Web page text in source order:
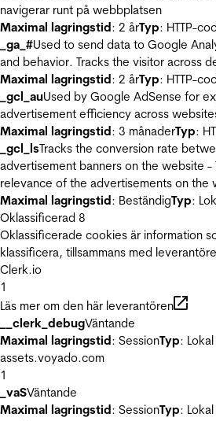
navigerar runt på webbplatsen
Maximal lagringstid: 2 årTyp: HTTP-
_ga_#Used to send data to Google
and behavior. Tracks the visitor across
Maximal lagringstid: 2 årTyp: HTTP-
_gcl_auUsed by Google AdSense for
advertisement efficiency across
Maximal lagringstid: 3 månaderTyp:
_gcl_lsTracks the conversion rate
advertisement banners on the website -
relevance of the advertisements on the
Maximal lagringstid: BeständigTyp:
Oklassificerad 8
Oklassificerade cookies är information
klassificera, tillsammans med
Clerk.io
1
Läs mer om den här leverantören
__clerk_debugVäntande
Maximal lagringstid: SessionTyp:
assets.voyado.com
1
_vaSVäntande
Maximal lagringstid: SessionTyp: